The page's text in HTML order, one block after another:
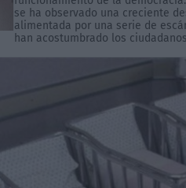
se ha observado una creciente
alimentada por una serie de
han acostumbrado los